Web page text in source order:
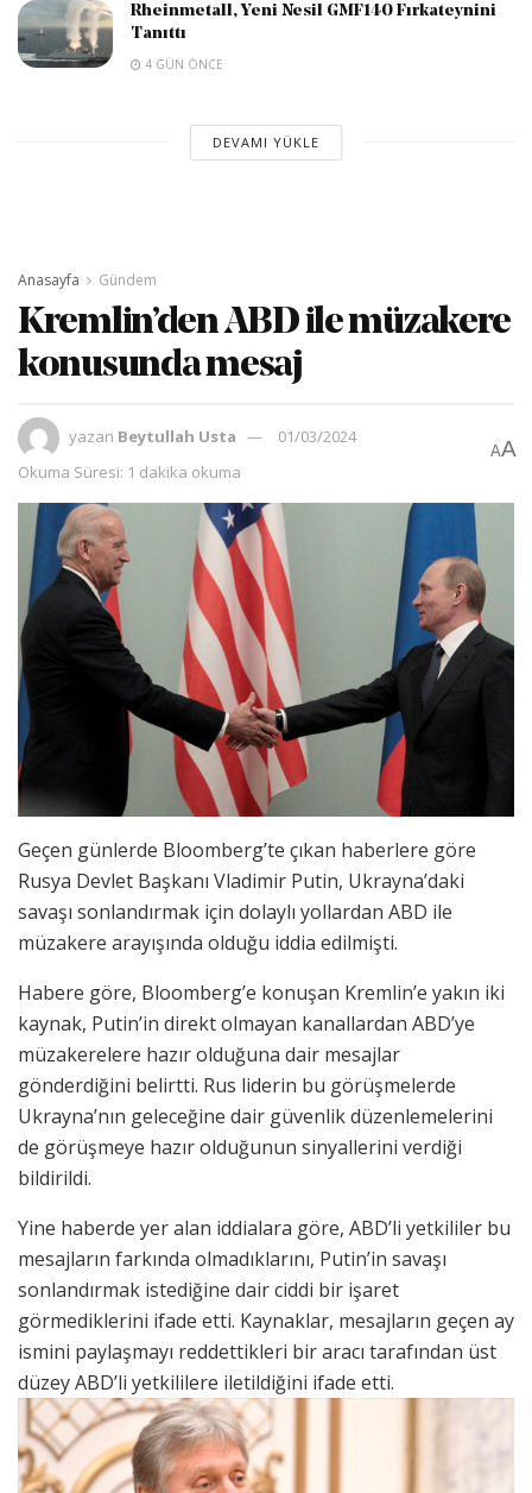
Rheinmetall, Yeni Nesil GMF140 Fırkateynini
Tanıttı
4 GÜN ÖNCE
DEVAMI YÜKLE
Anasayfa Gündem
Kremlin’den ABD ile müzakere
konusunda mesaj
yazan Beytullah Usta
01/03/2024
Okuma Süresi: 1 dakika okuma
AA
Geçen günlerde Bloomberg’te çıkan haberlere göre
Rusya Devlet Başkanı Vladimir Putin, Ukrayna’daki
savaşı sonlandırmak için dolaylı yollardan ABD ile
müzakere arayışında olduğu iddia edilmişti.
Habere göre, Bloomberg’e konuşan Kremlin’e yakın iki
kaynak, Putin’in direkt olmayan kanallardan ABD’ye
müzakerelere hazır olduğuna dair mesajlar
gönderdiğini belirtti. Rus liderin bu görüşmelerde
Ukrayna’nın geleceğine dair güvenlik düzenlemelerini
de görüşmeye hazır olduğunun sinyallerini verdiği
bildirildi.
Yine haberde yer alan iddialara göre, ABD’li yetkililer bu
mesajların farkında olmadıklarını, Putin’in savaşı
sonlandırmak istediğine dair ciddi bir işaret
görmediklerini ifade etti. Kaynaklar, mesajların geçen ay
ismini paylaşmayı reddettikleri bir aracı tarafından üst
düzey ABD’li yetkililere iletildiğini ifade etti.